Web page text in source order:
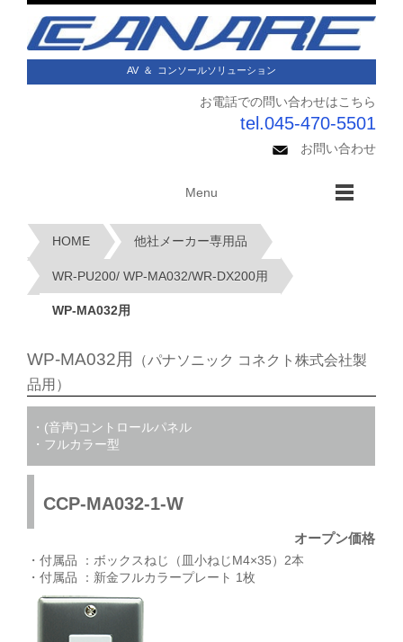
AV ＆ コンソールソリューション
お電話での問い合わせはこちら
tel.045-470-5501
お問い合わせ
Menu
HOME 他社メーカー専用品
WR-PU200/ WP-MA032/WR-DX200用
WP-MA032用
WP-MA032用
（パナソニック コネクト株式会社製
品用）
・(音声)コントロールパネル
・フルカラー型
CCP-MA032-1-W
オープン価格
・付属品 ：ボックスねじ（皿小ねじM4×35）2本
・付属品 ：新金フルカラープレート 1枚